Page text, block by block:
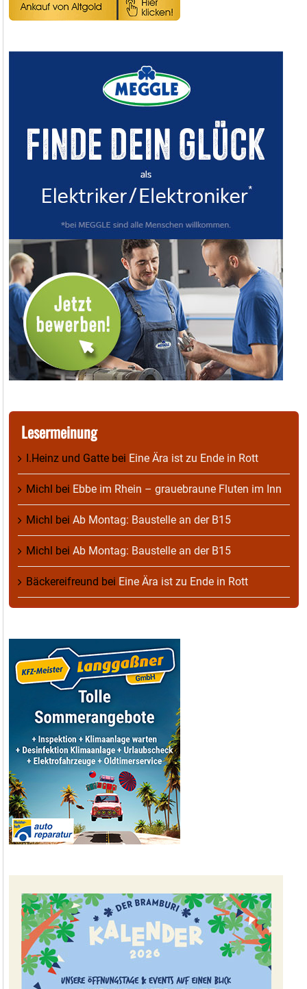
Lesermeinung
I.Heinz und Gatte bei Eine Ära ist zu Ende in Rott
Michl bei Ebbe im Rhein – grauebraune Fluten im Inn
Michl bei Ab Montag: Baustelle an der B15
Michl bei Ab Montag: Baustelle an der B15
Bäckereifreund bei Eine Ära ist zu Ende in Rott